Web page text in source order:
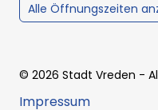
Alle Öffnungszeiten
© 2026 Stadt Vreden -
Impressum